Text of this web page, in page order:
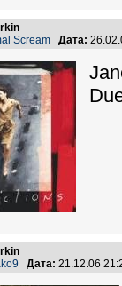
Scream Дата:
Дата: 21.12.06